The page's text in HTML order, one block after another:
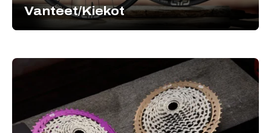
Vanteet/Kiekot